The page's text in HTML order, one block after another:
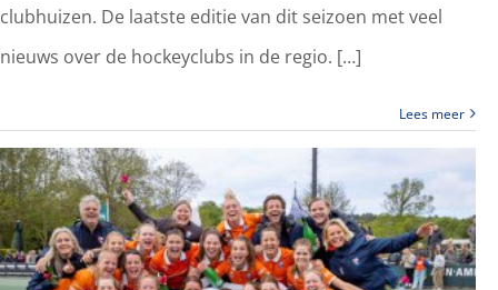
clubhuizen. De laatste editie van dit seizoen met veel
nieuws over de hockeyclubs in de regio. […]
Lees meer